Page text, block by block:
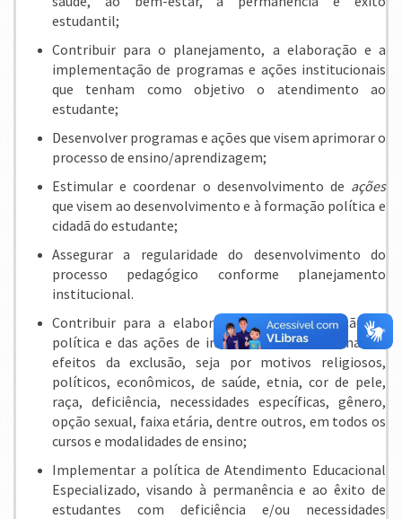
estudantil;
Contribuir para o planejamento, a elaboração e a
implementação de programas e ações institucionais
que tenham como objetivo o atendimento ao
estudante;
Desenvolver programas e ações que visem aprimorar o
processo de ensino/aprendizagem;
Estimular e coordenar o desenvolvimento de ações
que visem ao desenvolvimento e à formação política e
cidadã do estudante;
Assegurar a regularidade do desenvolvimento do
processo pedagógico conforme planejamento
institucional.
Contribuir para a elaboração e implementação da
política e das ações de inclusão visando eliminar os
efeitos da exclusão, seja por motivos religiosos,
políticos, econômicos, de saúde, etnia, cor de pele,
raça, deficiência, necessidades específicas, gênero,
opção sexual, faixa etária, dentre outros, em todos os
cursos e modalidades de ensino;
Implementar a política de Atendimento Educacional
Especializado, visando à permanência e ao êxito de
estudantes com deficiência e/ou necessidades